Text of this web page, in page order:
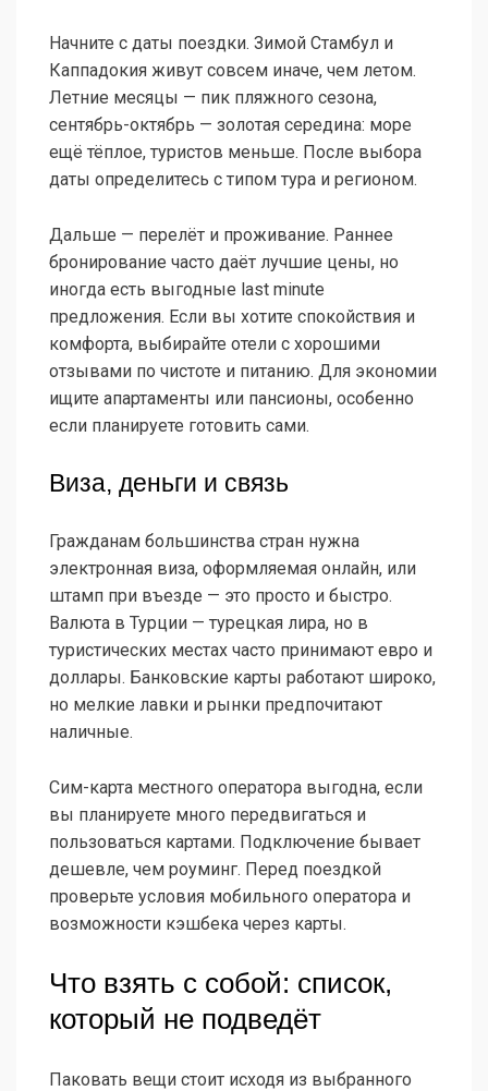
Начните с даты поездки. Зимой Стамбул и
Каппадокия живут совсем иначе, чем летом.
Летние месяцы — пик пляжного сезона,
сентябрь-октябрь — золотая середина: море
ещё тёплое, туристов меньше. После выбора
даты определитесь с типом тура и регионом.
Дальше — перелёт и проживание. Раннее
бронирование часто даёт лучшие цены, но
иногда есть выгодные last minute
предложения. Если вы хотите спокойствия и
комфорта, выбирайте отели с хорошими
отзывами по чистоте и питанию. Для экономии
ищите апартаменты или пансионы, особенно
если планируете готовить сами.
Виза, деньги и связь
Гражданам большинства стран нужна
электронная виза, оформляемая онлайн, или
штамп при въезде — это просто и быстро.
Валюта в Турции — турецкая лира, но в
туристических местах часто принимают евро и
доллары. Банковские карты работают широко,
но мелкие лавки и рынки предпочитают
наличные.
Сим-карта местного оператора выгодна, если
вы планируете много передвигаться и
пользоваться картами. Подключение бывает
дешевле, чем роуминг. Перед поездкой
проверьте условия мобильного оператора и
возможности кэшбека через карты.
Что взять с собой: список,
который не подведёт
Паковать вещи стоит исходя из выбранного